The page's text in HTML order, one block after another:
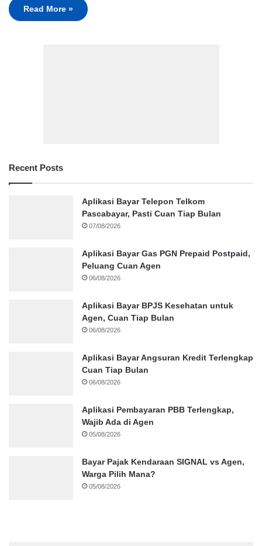
Read More »
Recent Posts
Aplikasi Bayar Telepon Telkom
Pascabayar, Pasti Cuan Tiap Bulan
07/08/2026
Aplikasi Bayar Gas PGN Prepaid Postpaid,
Peluang Cuan Agen
06/08/2026
Aplikasi Bayar BPJS Kesehatan untuk
Agen, Cuan Tiap Bulan
06/08/2026
Aplikasi Bayar Angsuran Kredit Terlengkap
Cuan Tiap Bulan
06/08/2026
Aplikasi Pembayaran PBB Terlengkap,
Wajib Ada di Agen
05/08/2026
Bayar Pajak Kendaraan SIGNAL vs Agen,
Warga Pilih Mana?
05/08/2026